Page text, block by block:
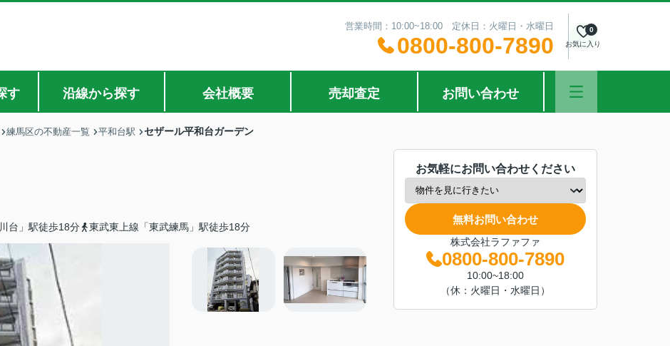
営業時間：10:00~18:00 定休日：火曜日・水曜日
0800-800-7890 お気に入り
0
す 沿線から探す 会社概要 売却査定 お問い合わせ
練馬区の不動産一覧 平和台駅 セザール平和台ガーデン
台」駅徒歩18分 東武東上線「東武練馬」駅徒歩18分
お気軽にお問い合わせください
無料お問い合わせ
株式会社ラファファ
0800-800-7890
10:00~18:00
（休：火曜日・水曜日）